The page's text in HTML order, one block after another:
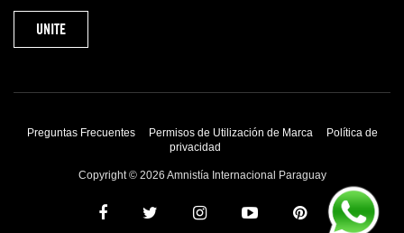
UNITE
Preguntas Frecuentes Permisos de Utilización de Marca
Política de
privacidad
Copyright © 2026 Amnistía Internacional Paraguay